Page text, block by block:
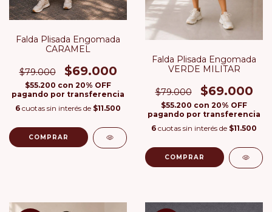
Falda Plisada Engomada
CARAMEL
$79.000 $69.000
$55.200 con 20% OFF
pagando por transferencia
6 cuotas sin interés de $11.500
COMPRAR
Falda Plisada Engomada
VERDE MILITAR
$79.000 $69.000
$55.200 con 20% OFF
pagando por transferencia
6 cuotas sin interés de $11.500
COMPRAR